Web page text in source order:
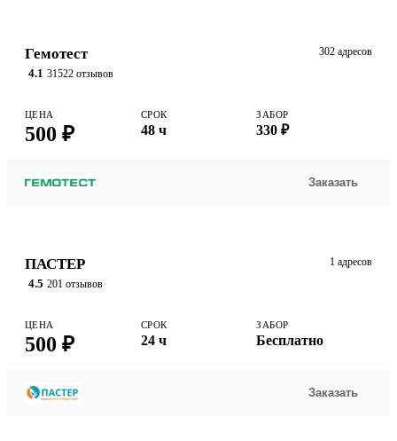
Гемотест
4.1 31522 отзывов
302 адресов
ЦЕНА
500 ₽
СРОК
48 ч
ЗАБОР
330 ₽
Заказать
ПАСТЕР
4.5 201 отзывов
1 адресов
ЦЕНА
500 ₽
СРОК
24 ч
ЗАБОР
Бесплатно
Заказать